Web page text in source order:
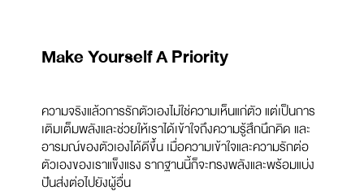
Make Yourself A Priority
ความจริงแล้วการรักตัวเองไม่ใช่ความเห็นแก่ตัว แต่เป็นการ
เติมเต็มพลังและช่วยให้เราได้เข้าใจถึงความรู้สึกนึกคิด และ
อารมณ์ของตัวเองได้ดีขึ้น เมื่อความเข้าใจและความรักต่อ
ตัวเองของเราแข็งแรง รากฐานนี้ก็จะทรงพลังและพร้อมแบ่ง
ปันส่งต่อไปยังผู้อื่น